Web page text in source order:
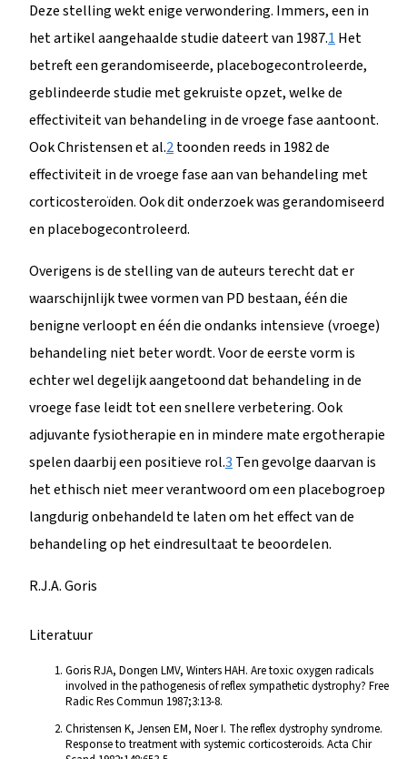
Deze stelling wekt enige verwondering. Immers, een in
het artikel aangehaalde studie dateert van 1987.1 Het
betreft een gerandomiseerde, placebogecontroleerde,
geblindeerde studie met gekruiste opzet, welke de
effectiviteit van behandeling in de vroege fase aantoont.
Ook Christensen et al.2toonden reeds in 1982 de
effectiviteit in de vroege fase aan van behandeling met
corticosteroïden. Ook dit onderzoek was gerandomiseerd
en placebogecontroleerd.
Overigens is de stelling van de auteurs terecht dat er
waarschijnlijk twee vormen van PD bestaan, één die
benigne verloopt en één die ondanks intensieve (vroege)
behandeling niet beter wordt. Voor de eerste vorm is
echter wel degelijk aangetoond dat behandeling in de
vroege fase leidt tot een snellere verbetering. Ook
adjuvante fysiotherapie en in mindere mate ergotherapie
spelen daarbij een positieve rol.3 Ten gevolge daarvan is
het ethisch niet meer verantwoord om een placebogroep
langdurig onbehandeld te laten om het effect van de
behandeling op het eindresultaat te beoordelen.
R.J.A. Goris
Literatuur
Goris RJA, Dongen LMV, Winters HAH. Are toxic oxygen radicals
involved in the pathogenesis of reflex sympathetic dystrophy? Free
Radic Res Commun 1987;3:13-8.
Christensen K, Jensen EM, Noer I. The reflex dystrophy syndrome.
Response to treatment with systemic corticosteroids. Acta Chir